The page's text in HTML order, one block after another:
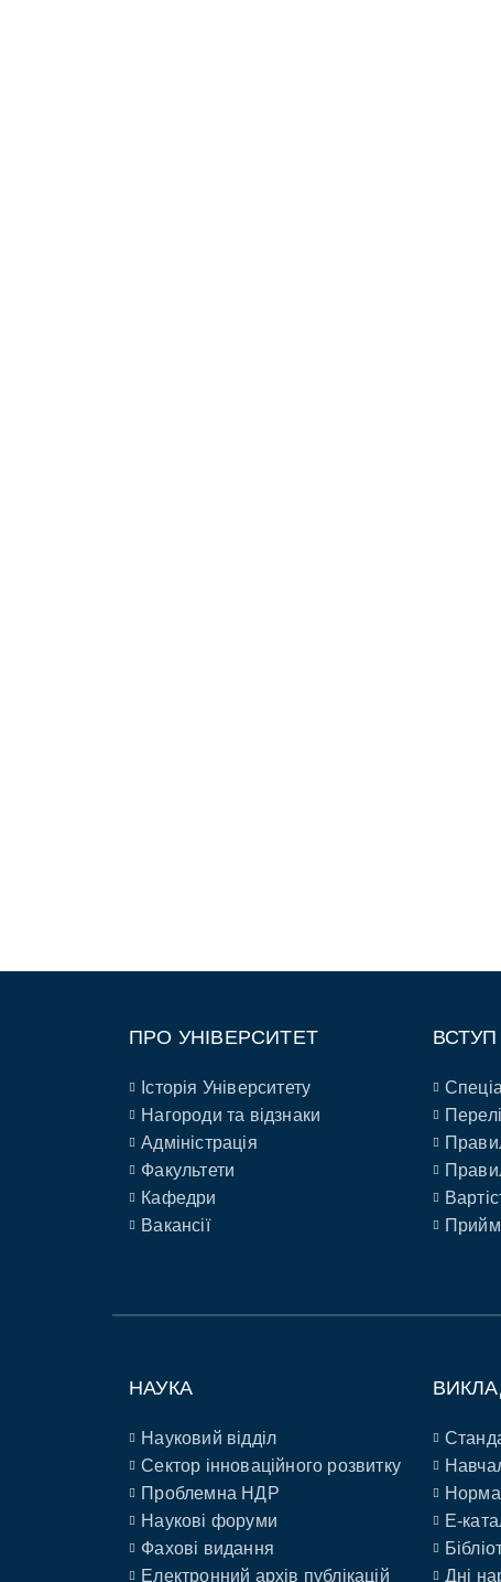
ПРО УНІВЕРСИТЕТ
Історія Університету
Нагороди та відзнаки
Адміністрація
Факультети
Кафедри
Вакансії
НАУКА
Науковий відділ
Сектор інноваційного розвитку
Проблемна НДР
Наукові форуми
Фахові видання
Електронний архів публікацій
E-
Дні